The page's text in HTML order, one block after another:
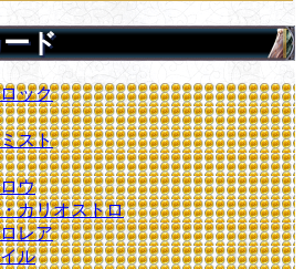
ド
ック
スト
ウ
カリオストロ
レア
ル